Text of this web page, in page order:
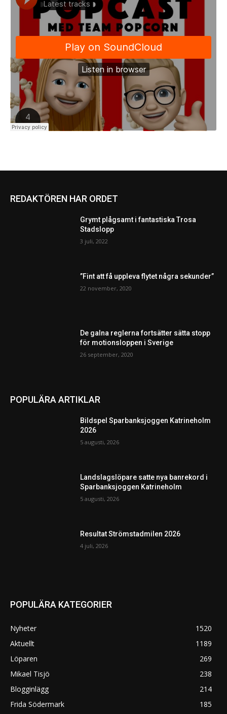
REDAKTÖREN HAR ORDET
Grymt plågsamt i fantastiska Trosa
Stadslopp
3 juli, 2022
”Fint att få uppleva flytet några sekunder”
22 november, 2020
De galna reglerna fortsätter sätta stopp
för motionsloppen i Sverige
26 september, 2020
POPULÄRA ARTIKLAR
Bildspel Sparbanksjoggen Katrineholm
2026
5 augusti, 2026
Landslagslöpare satte nya banrekord i
Sparbanksjoggen Katrineholm
5 augusti, 2026
Resultat Strömstadmilen 2026
4 juli, 2026
POPULÄRA KATEGORIER
Nyheter
1520
Aktuellt
1189
Löparen
269
Mikael Tisjö
238
Blogginlägg
214
Frida Södermark
185